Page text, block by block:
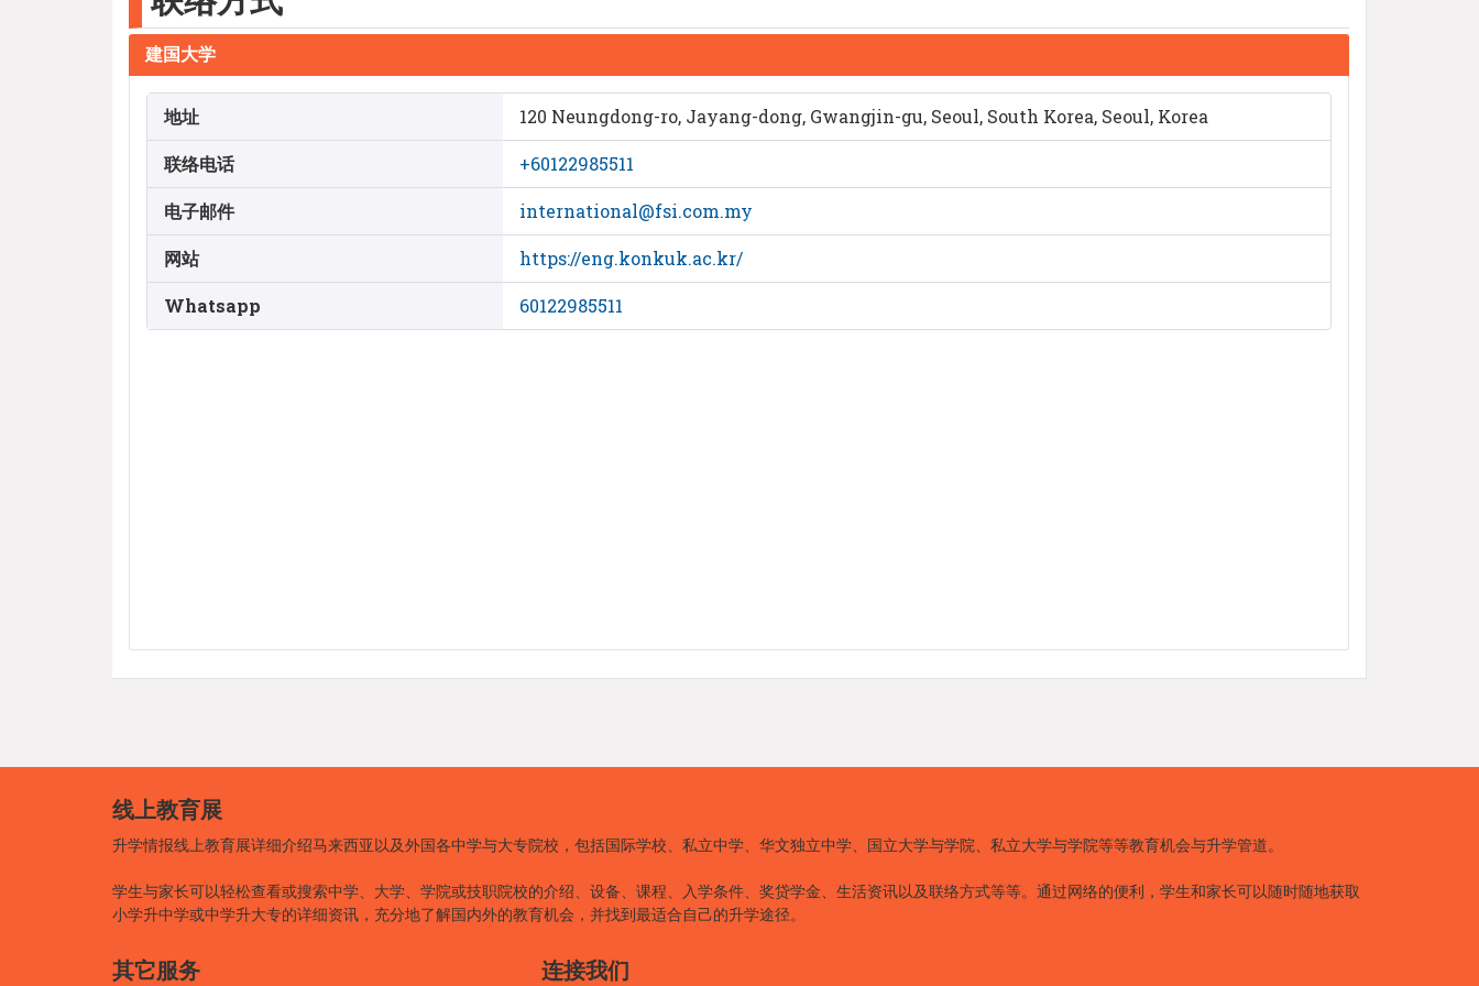
建国大学
地址 120 Neungdong-ro, Jayang-dong, Gwangjin-gu, Seoul, South Korea, Seoul, Korea
联络电话 +60122985511
电子邮件 international@fsi.com.my
网站 https://eng.konkuk.ac.kr/
Whatsapp 60122985511
线上教育展
升学情报线上教育展详细介绍马来西亚以及外国各中学与大专院校，包括国际学校、私立中学、华文独立中学、国立大学与学院、私立大学与学院等等教育机会与升学管道。
学生与家长可以轻松查看或搜索中学、大学、学院或技职院校的介绍、设备、课程、入学条件、奖贷学金、生活资讯以及联络方式等等。通过网络的便利，学生和家长可以随时随地获取
小学升中学或中学升大专的详细资讯，充分地了解国内外的教育机会，并找到最适合自己的升学途径。
其它服务 连接我们